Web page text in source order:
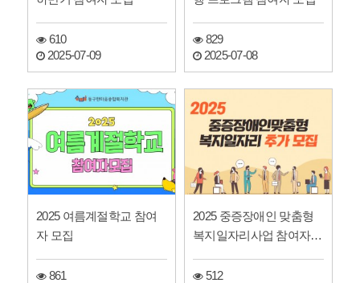
610
2025-07-09
829
2025-07-08
2025 여름계절학교 참여
자 모집
861
2025 중증장애인 맞춤형
복지일자리사업 참여자
512